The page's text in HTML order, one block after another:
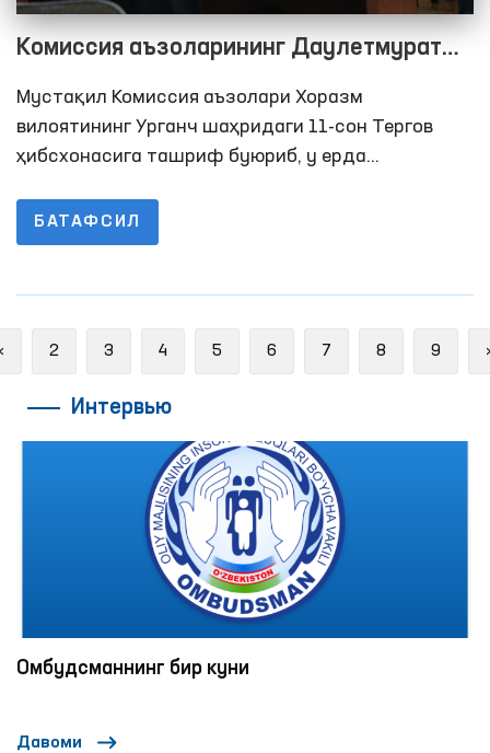
Комиссия аъзоларининг Даулетмурат
Тажимуратов билан учрашувида
нималар очиқланди?
Мустақил Комиссия аъзолари Хоразм
вилоятининг Урганч шаҳридаги 11-сон Тергов
ҳибсхонасига ташриф буюриб, у ерда
тиббий хизматдан фойдаланиш ҳамда
адвокатлар ва яқин қариндошлари билан қисқа
БАТАФСИЛ
Previous
2 3 4 5 6 7 8 9
Интервью
“Омбудсман соати”: инсон ҳуқуқлари бўйича
Давоми